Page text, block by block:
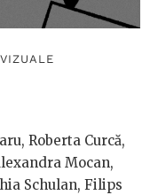
Roberta Curcă,
Mocan,
Schulan, Filips